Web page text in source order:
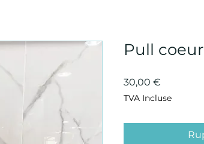
Pull
30,00 €
TVA Incluse